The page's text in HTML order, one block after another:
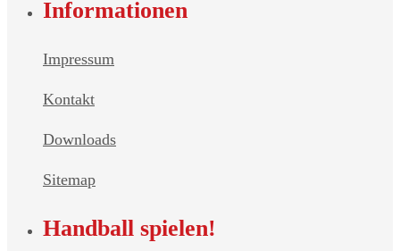
Informationen
Impressum
Kontakt
Downloads
Sitemap
Handball spielen!